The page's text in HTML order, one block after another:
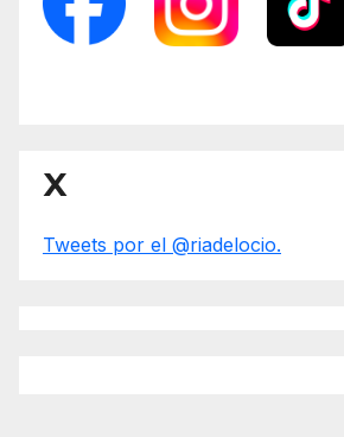
X
Tweets por el @riadelocio.